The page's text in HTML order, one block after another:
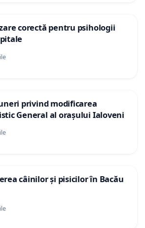
corectă pentru psihologii
privind modificarea
General al orașului Ialoveni
câinilor și pisicilor în Bacău